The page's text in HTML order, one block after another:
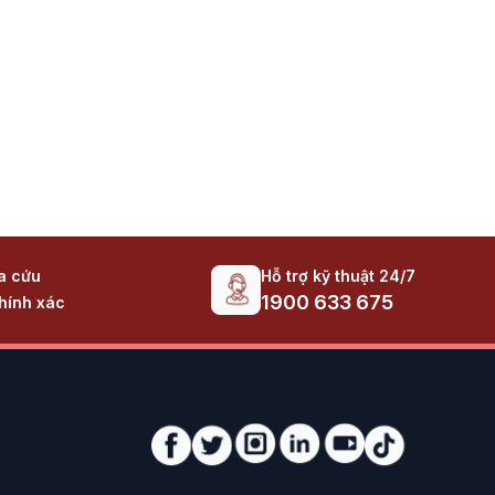
máy.
cứu
xác
Hỗ trợ kỹ thuật 24/7
1900 633 675